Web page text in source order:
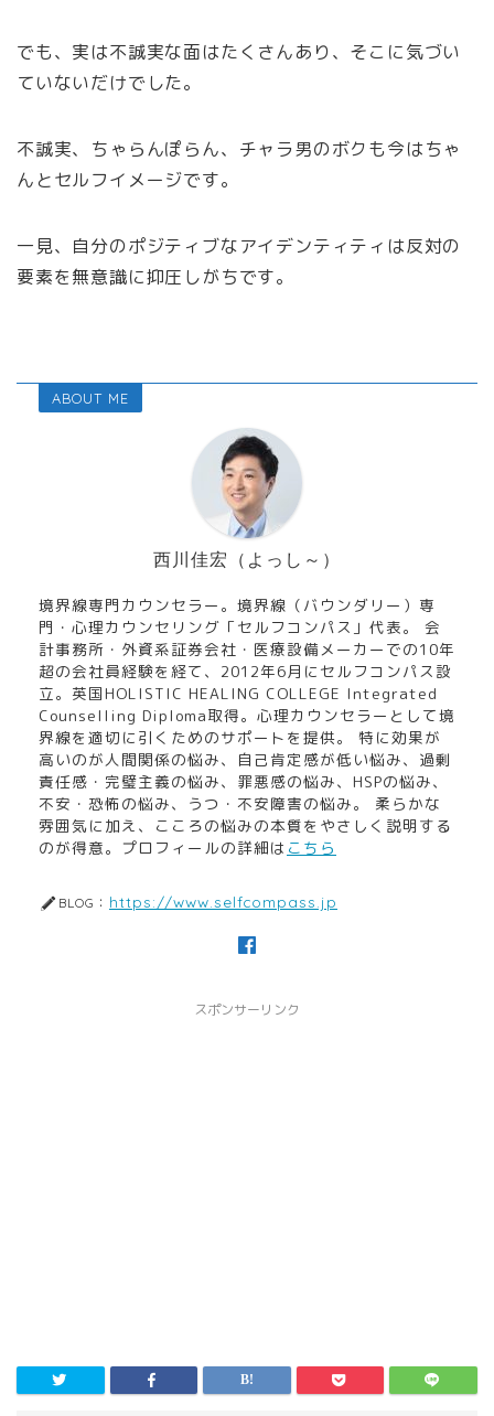
でも、実は不誠実な面はたくさんあり、そこに気づい
ていないだけでした。
不誠実、ちゃらんぽらん、チャラ男のボクも今はちゃ
んとセルフイメージです。
一見、自分のポジティブなアイデンティティは反対の
要素を無意識に抑圧しがちです。
ABOUT ME
西川佳宏（よっし～）
境界線専門カウンセラー。境界線（バウンダリー）専
門・心理カウンセリング「セルフコンパス」代表。 会
計事務所・外資系証券会社・医療設備メーカーでの10年
超の会社員経験を経て、2012年6月にセルフコンパス設
立。英国HOLISTIC HEALING COLLEGE Integrated
Counselling Diploma取得。心理カウンセラーとして境
界線を適切に引くためのサポートを提供。 特に効果が
高いのが人間関係の悩み、自己肯定感が低い悩み、過剰
責任感・完璧主義の悩み、罪悪感の悩み、HSPの悩み、
不安・恐怖の悩み、うつ・不安障害の悩み。 柔らかな
雰囲気に加え、こころの悩みの本質をやさしく説明する
のが得意。プロフィールの詳細は こちら
BLOG： https://www.selfcompass.jp
スポンサーリンク